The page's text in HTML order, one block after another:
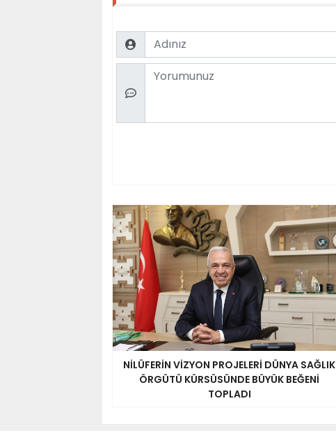
Name
Comment
NİLÜFERİN VİZYON PROJELERİ DÜNYA SAĞLIK
ÖRGÜTÜ KÜRSÜSÜNDE BÜYÜK BEĞENİ
TOPLADI